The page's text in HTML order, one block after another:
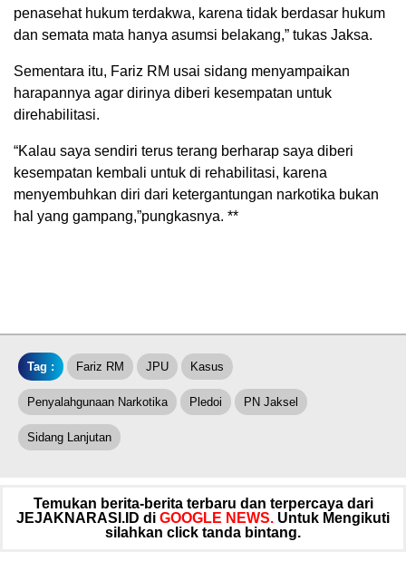
penasehat hukum terdakwa, karena tidak berdasar hukum
dan semata mata hanya asumsi belakang,” tukas Jaksa.
Sementara itu, Fariz RM usai sidang menyampaikan
harapannya agar dirinya diberi kesempatan untuk
direhabilitasi.
“Kalau saya sendiri terus terang berharap saya diberi
kesempatan kembali untuk di rehabilitasi, karena
menyembuhkan diri dari ketergantungan narkotika bukan
hal yang gampang,”pungkasnya. **
Tag : Fariz RM JPU Kasus
Penyalahgunaan Narkotika Pledoi PN Jaksel
Sidang Lanjutan
Temukan berita-berita terbaru dan terpercaya dari
JEJAKNARASI.ID di GOOGLE NEWS. Untuk Mengikuti
silahkan click tanda bintang.